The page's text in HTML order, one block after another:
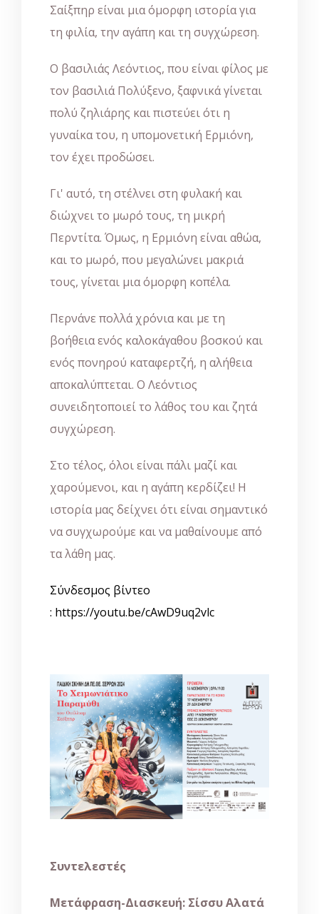
Σαίξπηρ είναι μια όμορφη ιστορία για
τη φιλία, την αγάπη και τη συγχώρεση.
Ο βασιλιάς Λεόντιος, που είναι φίλος με
τον βασιλιά Πολύξενο, ξαφνικά γίνεται
πολύ ζηλιάρης και πιστεύει ότι η
γυναίκα του, η υπομονετική Ερμιόνη,
τον έχει προδώσει.
Γι' αυτό, τη στέλνει στη φυλακή και
διώχνει το μωρό τους, τη μικρή
Περντίτα. Όμως, η Ερμιόνη είναι αθώα,
και το μωρό, που μεγαλώνει μακριά
τους, γίνεται μια όμορφη κοπέλα.
Περνάνε πολλά χρόνια και με τη
βοήθεια ενός καλοκάγαθου βοσκού και
ενός πονηρού καταφερτζή, η αλήθεια
αποκαλύπτεται. Ο Λεόντιος
συνειδητοποιεί το λάθος του και ζητά
συγχώρεση.
Στο τέλος, όλοι είναι πάλι μαζί και
χαρούμενοι, και η αγάπη κερδίζει! Η
ιστορία μας δείχνει ότι είναι σημαντικό
να συγχωρούμε και να μαθαίνουμε από
τα λάθη μας.
Σύνδεσμος βίντεο
: https://youtu.be/cAwD9uq2vlc
Συντελεστές
Μετάφραση-Διασκευή: Σίσσυ Αλατά